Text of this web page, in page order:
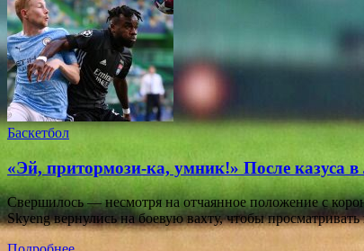
Баскетбол
«Эй, притормози-ка, умник!» После казуса
Свершилось — несмотря на отчаянное положение с
Skyeng вернулись на боевую вахту, чтобы